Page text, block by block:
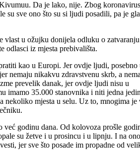
Da je lako, nije. Zbog
su sve ono što su si ljudi posadili, pa je
vlast u ožujku donijela odluku o
odlasci iz mjesta prebivališta.
kao u Europi. Jer ovdje ljudi, posebno
nemaju nikakvu zdravstvenu skrb, a
prevelik danak, jer ovdje ljudi nisu u
imamo 35.000 stanovnika i niti jedna
nekoliko mjesta u selu. Uz to, mnogima je
već godinu dana. Od kolovoza prošle
su žetve i u prosincu i u lipnju. I na
jer sve što posade im propadne od